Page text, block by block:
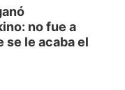
no fue a
se le acaba el